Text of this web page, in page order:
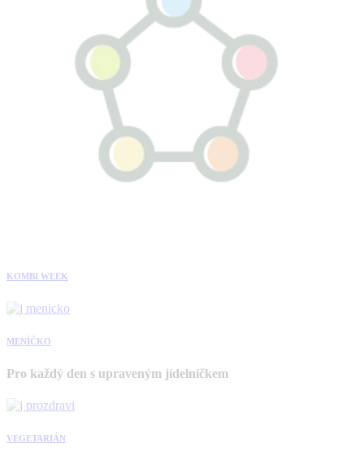
KOMBI WEEK
MENÍČKO
Pro každý den s upraveným jídelníčkem
VEGETARIÁN